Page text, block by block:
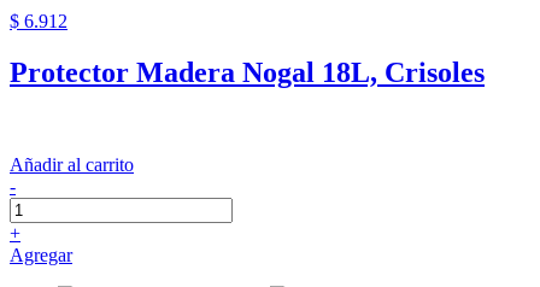
$ 6.912
Protector Madera Nogal 18L, Crisoles
Añadir al carrito
-
+
Agregar